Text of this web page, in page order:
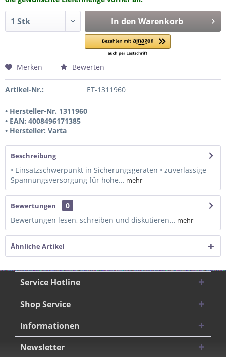
In den Warenkorb
Merken Bewerten
Artikel-Nr.: ET-1311960
• Hersteller-Nr. 1311960
• EAN: 4008496171385
• Hersteller: Varta
Beschreibung
• Einsatzschwerpunkt in Sicherungsgeräten • zuverlässige
Spannungsversorgung für hohe... mehr
Bewertungen
0
Bewertungen lesen, schreiben und diskutieren... mehr
Ähnliche Artikel
Service Hotline
Shop Service
Informationen
Newsletter